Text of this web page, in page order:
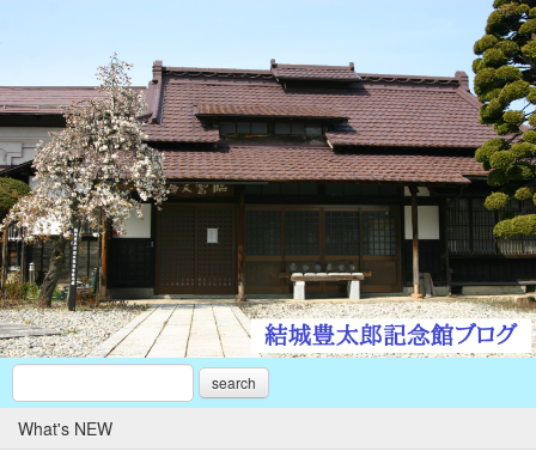
search
What's NEW